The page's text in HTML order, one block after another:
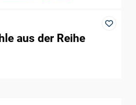
aus der Reihe